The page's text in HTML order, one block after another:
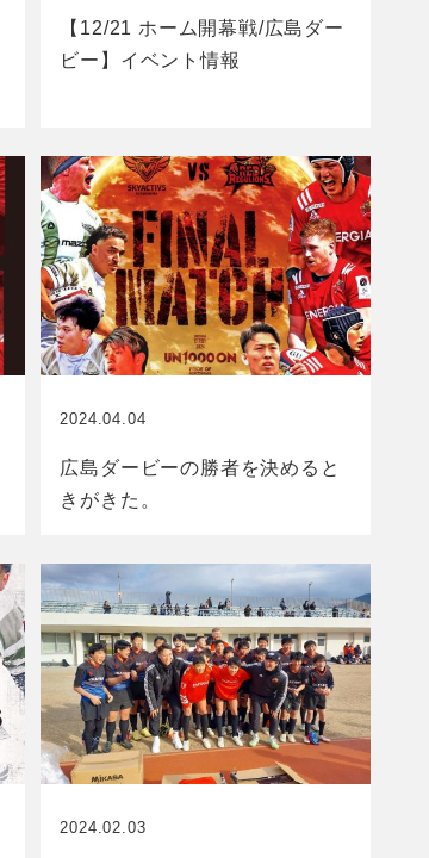
【12/21 ホーム開幕戦/広島ダー
ビー】イベント情報
2024.04.04
広島ダービーの勝者を決めると
きがきた。
2024.02.03